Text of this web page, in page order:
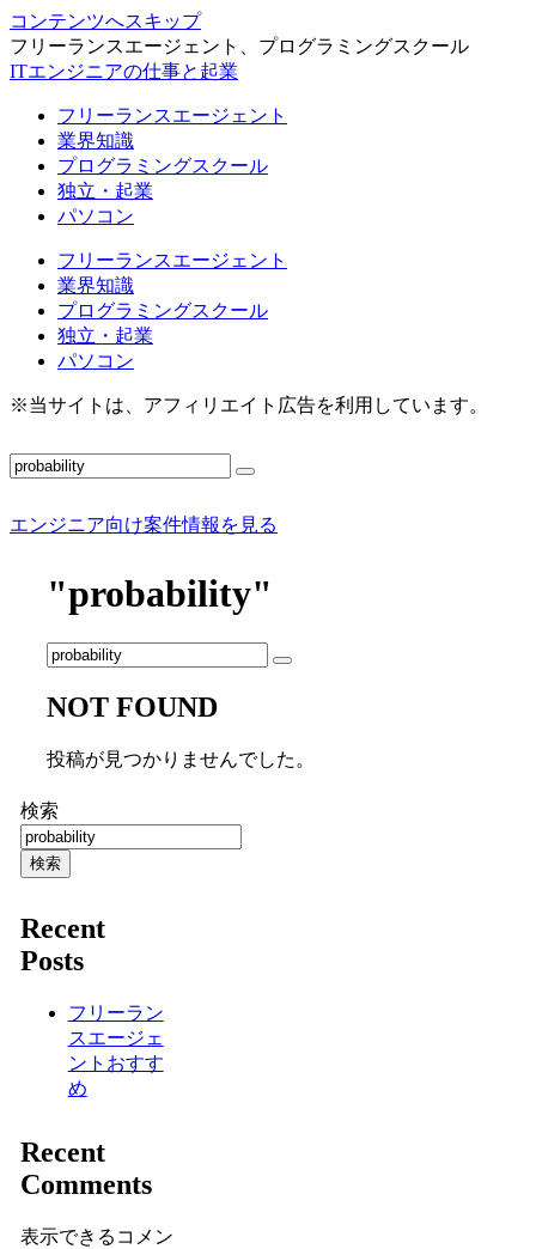
コンテンツへスキップ
フリーランスエージェント、プログラミングスクール
ITエンジニアの仕事と起業
フリーランスエージェント
業界知識
プログラミングスクール
独立・起業
パソコン
フリーランスエージェント
業界知識
プログラミングスクール
独立・起業
パソコン
※当サイトは、アフィリエイト広告を利用しています。
エンジニア向け案件情報を見る
"probability"
NOT FOUND
投稿が見つかりませんでした。
検索
検索
Recent
Posts
フリーラン
スエージェ
ントおすす
め
Recent
Comments
表示できるコメン